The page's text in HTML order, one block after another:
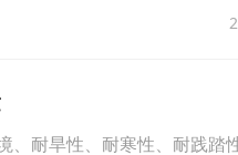
、耐旱性、耐寒性、耐践踏